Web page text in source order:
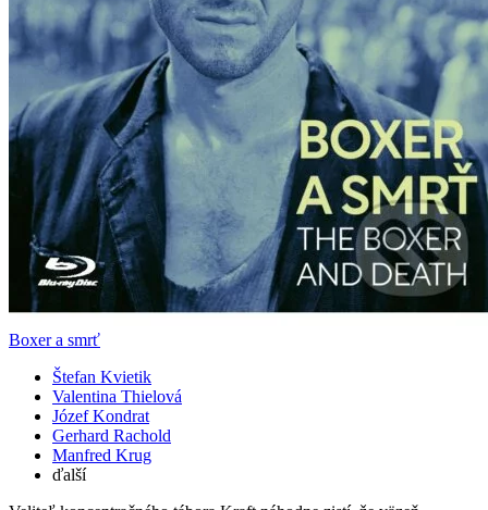
Boxer a smrť
Štefan Kvietik
Valentina Thielová
Józef Kondrat
Gerhard Rachold
Manfred Krug
ďalší